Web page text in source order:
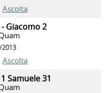
Ascolta
Giacomo 2
Ascolta
Samuele 31